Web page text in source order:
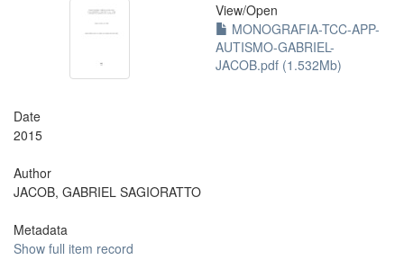
View/Open
MONOGRAFIA-TCC-APP-
AUTISMO-GABRIEL-
JACOB.pdf (1.532Mb)
Date
2015
Author
JACOB, GABRIEL SAGIORATTO
Metadata
Show full item record